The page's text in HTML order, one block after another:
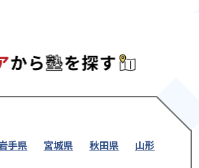
手県 宮城県 秋田県
山形